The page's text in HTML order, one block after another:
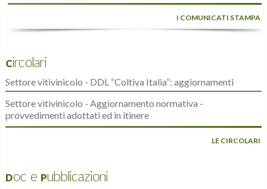
I COMUNICATI STAMPA
Circolari
Settore vitivinicolo - DDL “Coltiva Italia”: aggiornamenti
Settore vitivinicolo - Aggiornamento normativa -
provvedimenti adottati ed in itinere
LE CIRCOLARI
Doc e Pubblicazioni